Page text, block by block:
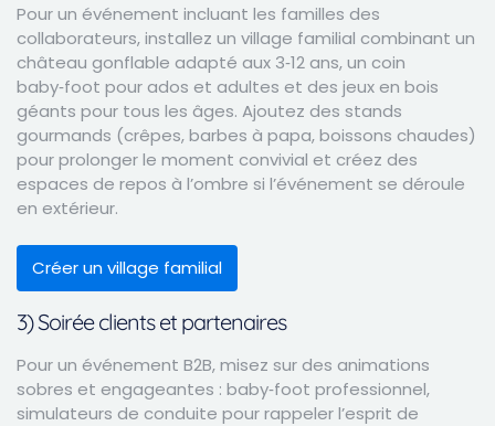
Pour un événement incluant les familles des
collaborateurs, installez un village familial combinant un
château gonflable adapté aux 3‑12 ans, un coin
baby‑foot pour ados et adultes et des jeux en bois
géants pour tous les âges. Ajoutez des stands
gourmands (crêpes, barbes à papa, boissons chaudes)
pour prolonger le moment convivial et créez des
espaces de repos à l’ombre si l’événement se déroule
en extérieur.
Créer un village familial
3) Soirée clients et partenaires
Pour un événement B2B, misez sur des animations
sobres et engageantes : baby‑foot professionnel,
simulateurs de conduite pour rappeler l’esprit de